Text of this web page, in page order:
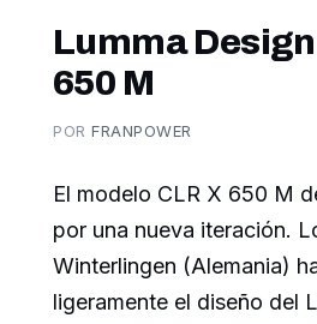
Lumma Design
650 M
PORFRANPOWER
El modelo CLR X 650 M
por una nueva iteración.
Winterlingen (Alemania)
ligeramente el diseño del